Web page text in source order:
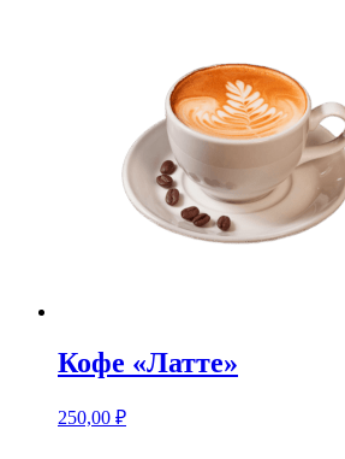
Кофе «Латте»
250,00 ₽